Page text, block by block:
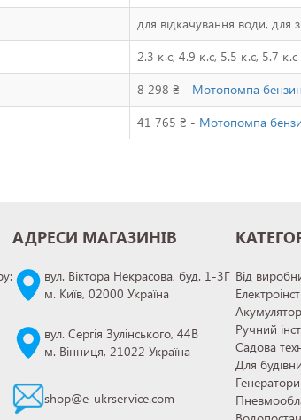
для відкачування води, для
2.3 к.с, 4.9 к.с, 5.5 к.с, 5.7 к.с
8 298 ₴ - Мотопомпа
41 765 ₴ - Мотопомпа
АДРЕСИ МАГАЗИНІВ
вул. Віктора Некрасова, буд. 1-3Г
м. Київ, 02000 Україна
вул. Сергія Зулінського, 44В
м. Вінниця, 21022 Україна
shop@e-ukrservice.com
Від
Ручний
Садова
Для
Генератори